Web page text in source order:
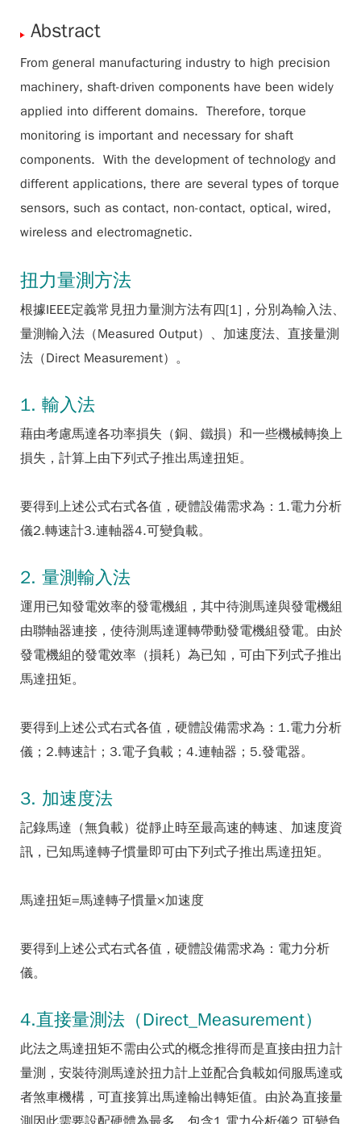
Abstract
From general manufacturing industry to high precision
machinery, shaft-driven components have been widely
applied into different domains. Therefore, torque
monitoring is important and necessary for shaft
components. With the development of technology and
different applications, there are several types of torque
sensors, such as contact, non-contact, optical, wired,
wireless and electromagnetic.
扭力量測方法
根據IEEE定義常見扭力量測方法有四[1]，分別為輸入法、
量測輸入法（Measured Output）、加速度法、直接量測
法（Direct Measurement）。
1. 輸入法
藉由考慮馬達各功率損失（銅、鐵損）和一些機械轉換上
損失，計算上由下列式子推出馬達扭矩。
要得到上述公式右式各值，硬體設備需求為：1.電力分析
儀2.轉速計3.連軸器4.可變負載。
2. 量測輸入法
運用已知發電效率的發電機組，其中待測馬達與發電機組
由聯軸器連接，使待測馬達運轉帶動發電機組發電。由於
發電機組的發電效率（損耗）為已知，可由下列式子推出
馬達扭矩。
要得到上述公式右式各值，硬體設備需求為：1.電力分析
儀；2.轉速計；3.電子負載；4.連軸器；5.發電器。
3. 加速度法
記錄馬達（無負載）從靜止時至最高速的轉速、加速度資
訊，已知馬達轉子慣量即可由下列式子推出馬達扭矩。
馬達扭矩=馬達轉子慣量×加速度
要得到上述公式右式各值，硬體設備需求為：電力分析
儀。
4.直接量測法（Direct_Measurement）
此法之馬達扭矩不需由公式的概念推得而是直接由扭力計
量測，安裝待測馬達於扭力計上並配合負載如伺服馬達或
者煞車機構，可直接算出馬達輸出轉矩值。由於為直接量